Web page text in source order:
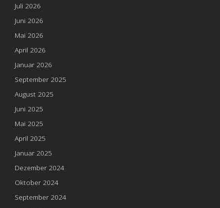
Juli 2026
Juni 2026
Mai 2026
April 2026
Januar 2026
September 2025
August 2025
Juni 2025
Mai 2025
April 2025
Januar 2025
Dezember 2024
Oktober 2024
September 2024